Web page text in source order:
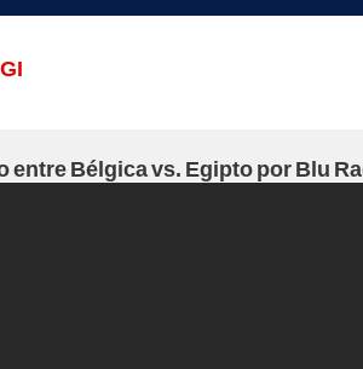
Whatsapp
entre Bélgica vs. Egipto por Blu